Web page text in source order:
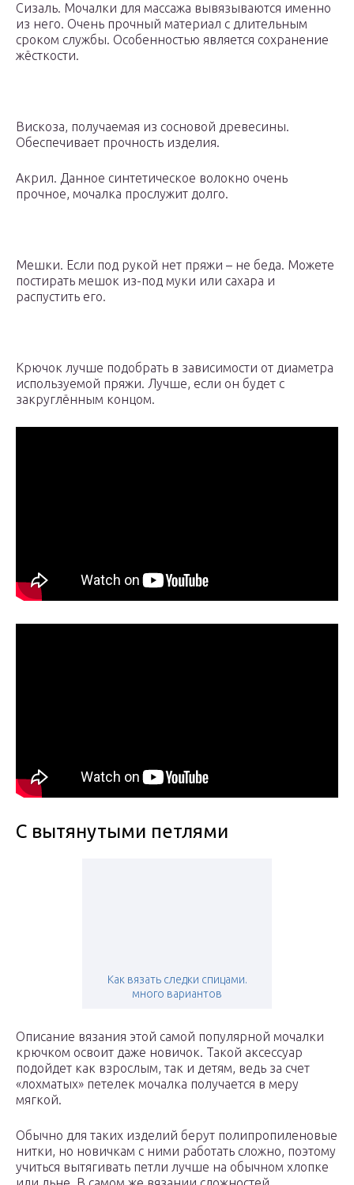
Сизаль. Мочалки для массажа вывязываются именно
из него. Очень прочный материал с длительным
сроком службы. Особенностью является сохранение
жёсткости.
Вискоза, получаемая из сосновой древесины.
Обеспечивает прочность изделия.
Акрил. Данное синтетическое волокно очень
прочное, мочалка прослужит долго.
Мешки. Если под рукой нет пряжи – не беда. Можете
постирать мешок из-под муки или сахара и
распустить его.
Крючок лучше подобрать в зависимости от диаметра
используемой пряжи. Лучше, если он будет с
закруглённым концом.
С вытянутыми петлями
Как вязать следки спицами.
много вариантов
Описание вязания этой самой популярной мочалки
крючком освоит даже новичок. Такой аксессуар
подойдет как взрослым, так и детям, ведь за счет
«лохматых» петелек мочалка получается в меру
мягкой.
Обычно для таких изделий берут полипропиленовые
нитки, но новичкам с ними работать сложно, поэтому
учиться вытягивать петли лучше на обычном хлопке